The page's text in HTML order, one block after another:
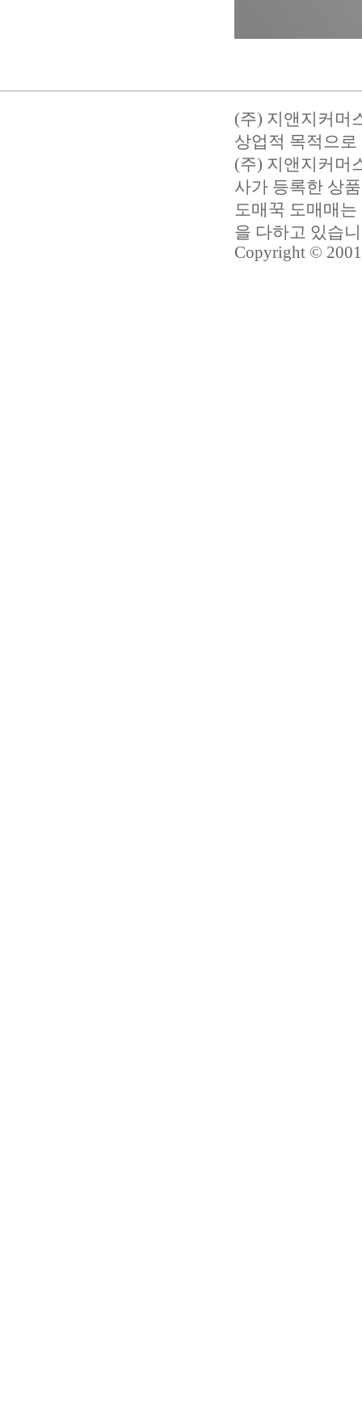
(주) 지앤지커머
상업적 목적으
(주) 지앤지커머
사가 등록한 상
도매꾹 도매매
을 다하고 있습
Copyright ©